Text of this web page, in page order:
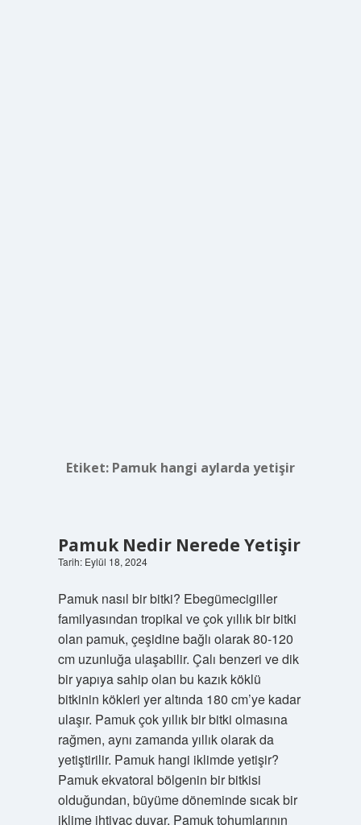
Etiket: Pamuk hangi aylarda yetişir
Pamuk Nedir Nerede Yetişir
Tarih: Eylül 18, 2024
Pamuk nasıl bir bitki? Ebegümecigiller
familyasından tropikal ve çok yıllık bir bitki
olan pamuk, çeşidine bağlı olarak 80-120
cm uzunluğa ulaşabilir. Çalı benzeri ve dik
bir yapıya sahip olan bu kazık köklü
bitkinin kökleri yer altında 180 cm’ye kadar
ulaşır. Pamuk çok yıllık bir bitki olmasına
rağmen, aynı zamanda yıllık olarak da
yetiştirilir. Pamuk hangi iklimde yetişir?
Pamuk ekvatoral bölgenin bir bitkisi
olduğundan, büyüme döneminde sıcak bir
iklime ihtiyaç duyar. Pamuk tohumlarının